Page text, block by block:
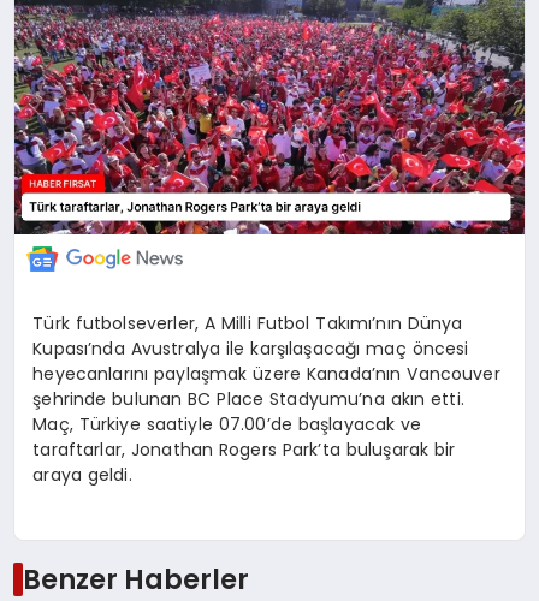
EĞİTİM
DÜNYA
Türk futbolseverler, A Milli Futbol Takımı’nın Dünya
Kupası’nda Avustralya ile karşılaşacağı maç öncesi
heyecanlarını paylaşmak üzere Kanada’nın Vancouver
şehrinde bulunan BC Place Stadyumu’na akın etti.
Maç, Türkiye saatiyle 07.00’de başlayacak ve
taraftarlar, Jonathan Rogers Park’ta buluşarak bir
araya geldi.
Benzer Haberler